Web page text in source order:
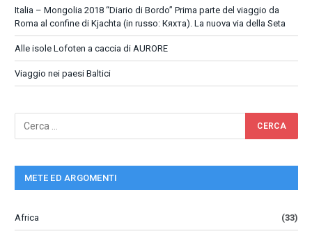
Italia – Mongolia 2018 “Diario di Bordo” Prima parte del viaggio da
Roma al confine di Kjachta (in russo: Кяхта). La nuova via della Seta
Alle isole Lofoten a caccia di AURORE
Viaggio nei paesi Baltici
METE ED ARGOMENTI
Africa (33)